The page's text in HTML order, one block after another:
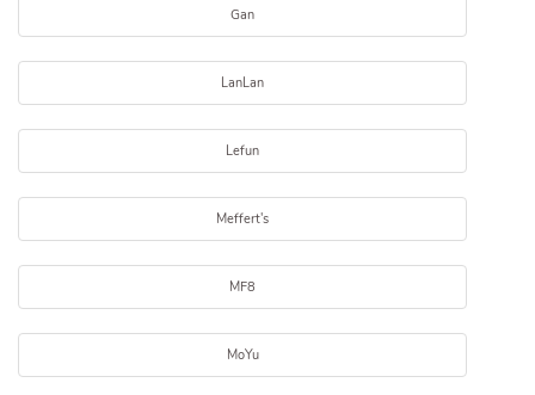
Gan
LanLan
Lefun
Meffert's
MF8
MoYu